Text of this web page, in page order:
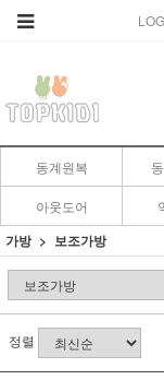
동계원복
아웃도어
가방 보조가방
정렬